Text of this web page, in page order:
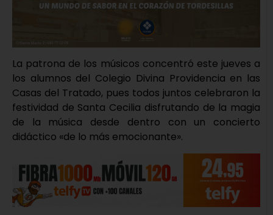
La patrona de los músicos concentró este jueves a
los alumnos del Colegio Divina Providencia en las
Casas del Tratado, pues todos juntos celebraron la
festividad de Santa Cecilia disfrutando de la magia
de la música desde dentro con un concierto
didáctico «de lo más emocionante».